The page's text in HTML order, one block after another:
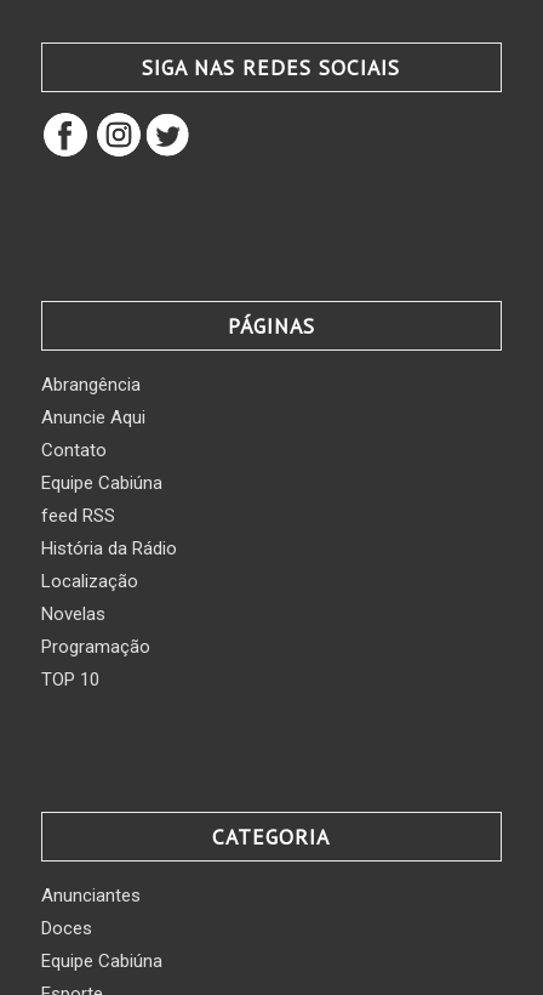
SIGA NAS REDES SOCIAIS
PÁGINAS
Abrangência
Anuncie Aqui
Contato
Equipe Cabiúna
feed RSS
História da Rádio
Localização
Novelas
Programação
TOP 10
CATEGORIA
Anunciantes
Doces
Equipe Cabiúna